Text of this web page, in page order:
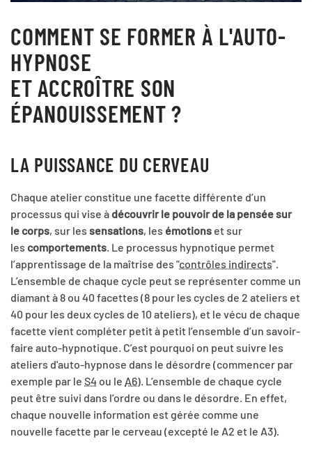
COMMENT SE FORMER À L'AUTO-
HYPNOSE
ET ACCROÎTRE SON
ÉPANOUISSEMENT ?
LA PUISSANCE DU CERVEAU
Chaque atelier constitue une facette différente d’un
processus qui vise à découvrir le pouvoir de la pensée sur
le corps, sur les sensations, les émotions et sur
les comportements. Le processus hypnotique permet
l’apprentissage de la maîtrise des "contrôles indirects".
L’ensemble de chaque cycle peut se représenter comme un
diamant à 8 ou 40 facettes (8 pour les cycles de 2 ateliers et
40 pour les deux cycles de 10 ateliers), et le vécu de chaque
facette vient compléter petit à petit l’ensemble d’un savoir-
faire auto-hypnotique. C’est pourquoi on peut suivre les
ateliers d'auto-hypnose dans le désordre (commencer par
exemple par le S4 ou le A6). L’ensemble de chaque cycle
peut être suivi dans l’ordre ou dans le désordre. En effet,
chaque nouvelle information est gérée comme une
nouvelle facette par le cerveau (excepté le A2 et le A3).